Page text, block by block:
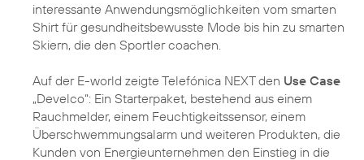
interessante Anwendungsmöglichkeiten vom smarten
Shirt für gesundheitsbewusste Mode bis hin zu smarten
Skiern, die den Sportler coachen.
Auf der E-world zeigte Telefónica NEXT den Use Case
„Develco“: Ein Starterpaket, bestehend aus einem
Rauchmelder, einem Feuchtigkeitssensor, einem
Überschwemmungsalarm und weiteren Produkten, die
Kunden von Energieunternehmen den Einstieg in die